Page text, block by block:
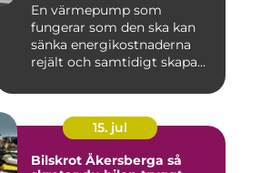
En värmepump som
fungerar som den ska kan
sänka energikostnaderna
rejält och samtidigt skapa
15. jul
Bilskrot Åkersberga så